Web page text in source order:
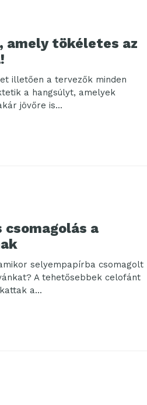
amely tökéletes az
illetően a tervezők minden
a hangsúlyt, amelyek
jövőre is...
a
selyempapírba csomagolt
A tehetősebbek celofánt
a...